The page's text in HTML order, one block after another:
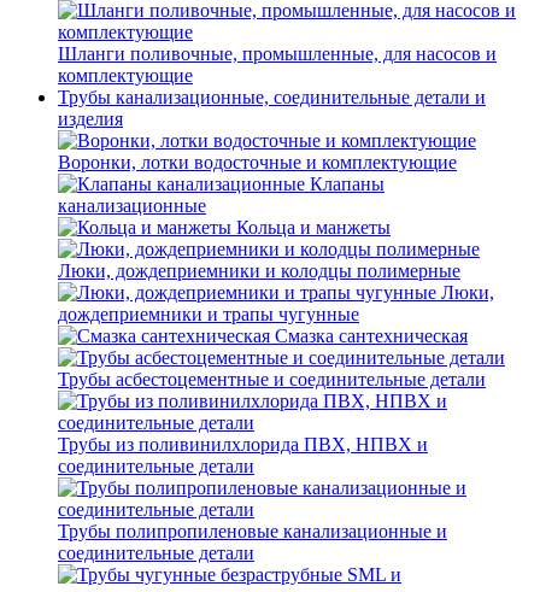
Шланги поливочные, промышленные, для насосов и
комплектующие
Трубы канализационные, соединительные детали и
изделия
Воронки, лотки водосточные и комплектующие
Клапаны
канализационные
Кольца и манжеты
Люки, дождеприемники и колодцы полимерные
Люки,
дождеприемники и трапы чугунные
Смазка сантехническая
Трубы асбестоцементные и соединительные детали
Трубы из поливинилхлорида ПВХ, НПВХ и
соединительные детали
Трубы полипропиленовые канализационные и
соединительные детали